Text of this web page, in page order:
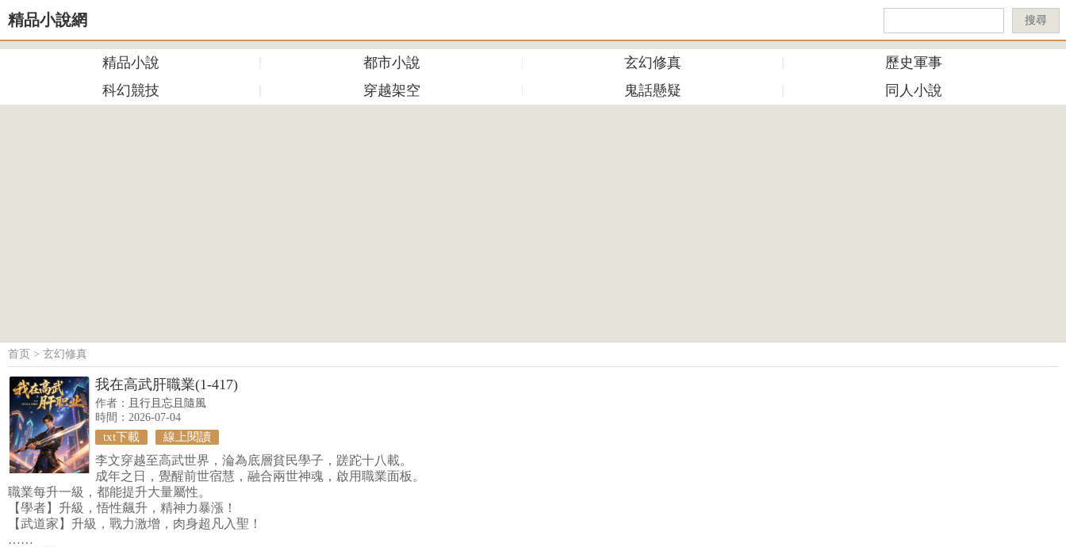
精品小說網 搜尋
精品小說 都市小說 玄幻修真
歷史軍事
科幻競技
穿越架空 鬼話懸疑 同人小說
首页 > 玄幻修真
我在高武肝職業(1-417)
作者：
且行且忘且隨風
時間：2026-07-04
txt下載 線上閱讀
李文穿越至高武世界，淪為底層貧民學子，蹉跎十八載。
成年之日，覺醒前世宿慧，融合兩世神魂，啟用職業面板。
職業每升一級，都能提升大量屬性。
【學者】升級，悟性飆升，精神力暴漲！
【武道家】升級，戰力激增，肉身超凡入聖！
……